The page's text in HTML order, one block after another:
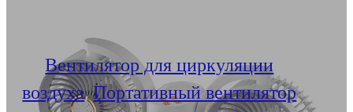
Вентилятор для циркуляции
воздуха,Портативный вентилятор